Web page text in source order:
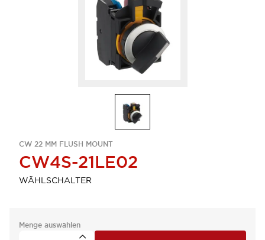
CW 22 MM FLUSH MOUNT
CW4S-21LE02
WÄHLSCHALTER
Menge auswählen